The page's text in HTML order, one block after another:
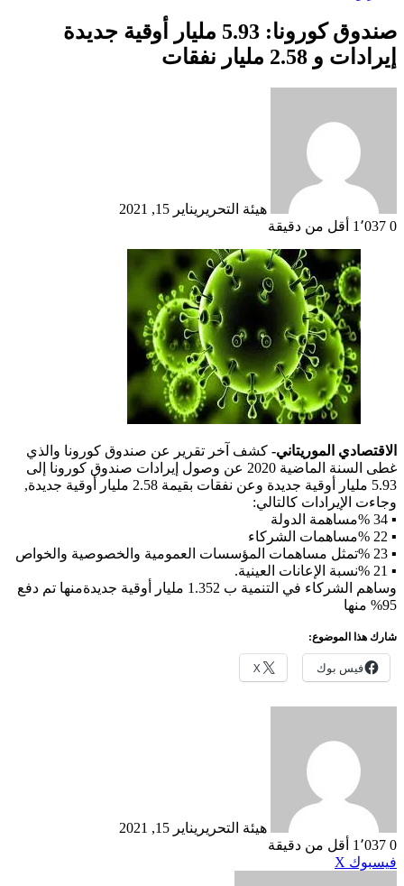
صندوق كورونا: 5.93 مليار أوقية جديدة
إيرادات و 2.58 مليار نفقات
هيئة التحرير يناير 15, 2021
0
أقل من دقيقة
الاقتصادي الموريتاني- كشف آخر تقرير عن صندوق كورونا والذي
غطى السنة الماضية 2020 عن وصول إيرادات صندوق كورونا إلى
5.93 مليار أوقية جديدة وعن نفقات بقيمة 2.58 مليار أوقية جديدة,
وجاءت الإيرادات كالتالي:
▪ 34 %مساهمة الدولة
▪ 22 %مساهمات الشركاء
▪ 23 %تمثل مساهمات المؤسسات العمومية والخصوصية والخواص
▪ 21 %نسبة الإعانات العينية.
وساهم الشركاء في التنمية ب 1.352 مليار أوقية جديدةمنها تم دفع
95% منها
شارك هذا الموضوع:
فيس بوك X
هيئة التحرير يناير 15, 2021
0
أقل من دقيقة
فيسبوك X